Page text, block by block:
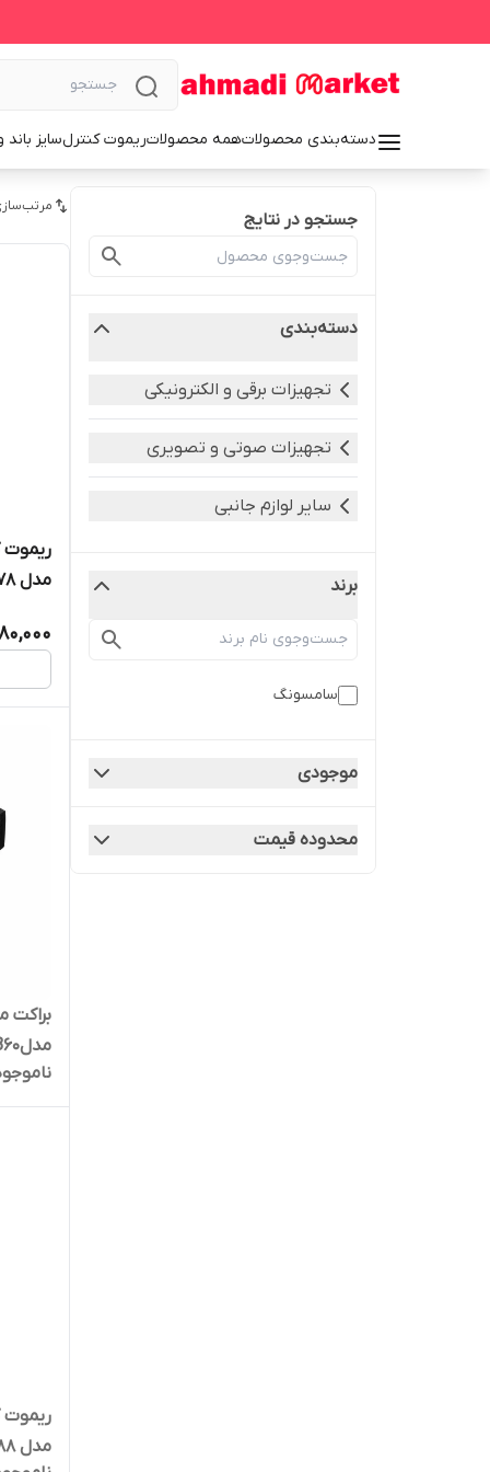
دسته‌بندی محصولاتهمه محصولاتریموت کنترلسایز
جستجو در نتایج
دسته‌بندی
تجهیزات برقی و الکترونیکی
تجهیزات صوتی و تصویری
سایر لوازم جانبی
برند
سامسونگ
موجودی
محدوده قیمت
ریموت
مدل RM-D1078
براکت
مدلB60 از۳۷ تا ۶۰ اینچ دوبازو
ریموت
مدل RM-L1088